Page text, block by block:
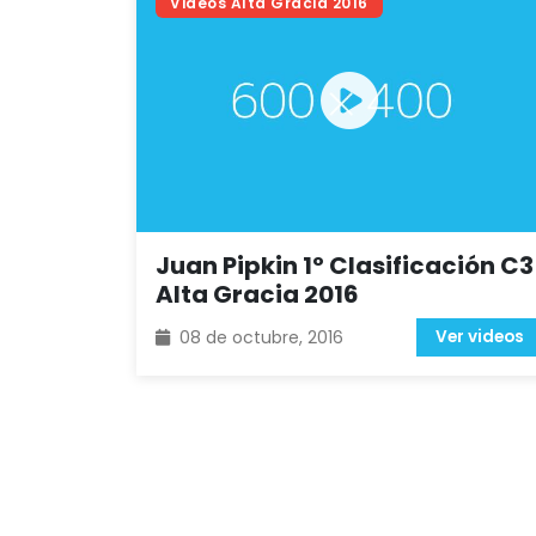
Juan Pipkin 1º Clasificación C3
Alta Gracia 2016
08 de octubre, 2016 Ver videos